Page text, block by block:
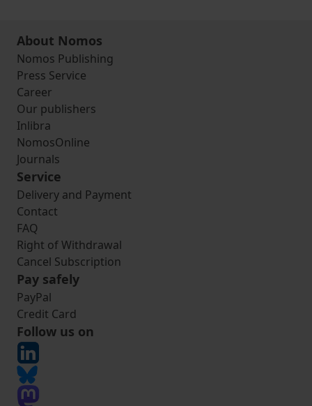
About Nomos
Nomos Publishing
Press Service
Career
Our publishers
Inlibra
NomosOnline
Journals
Service
Delivery and Payment
Contact
FAQ
Right of Withdrawal
Cancel Subscription
Pay safely
PayPal
Credit Card
Follow us on